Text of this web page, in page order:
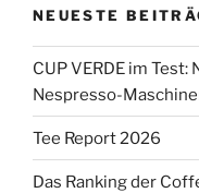
NEUESTE
CUP VERDE im
Nespresso-
Tee Report 2026
Das Ranking der